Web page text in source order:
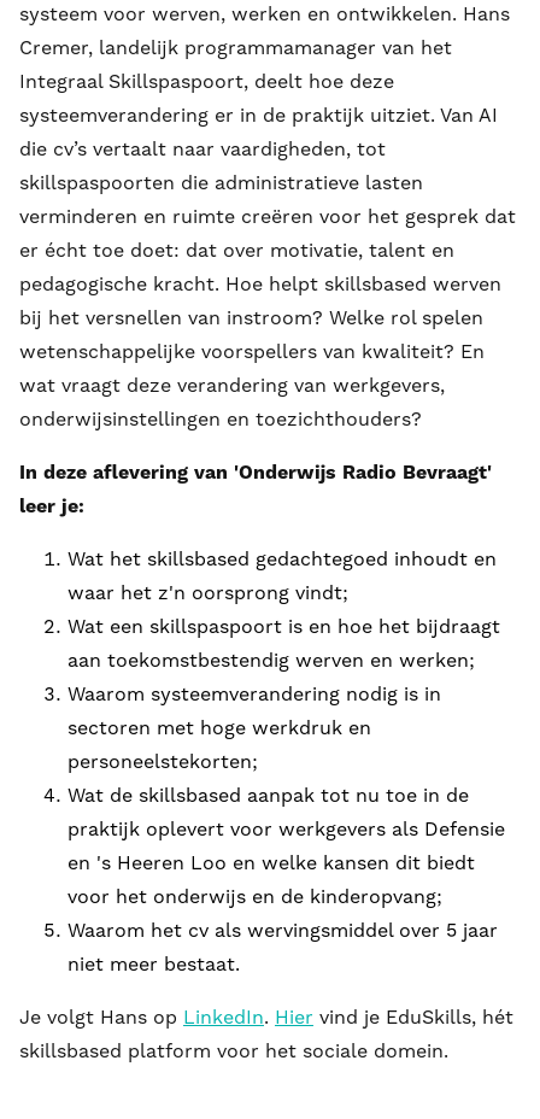
systeem voor werven, werken en ontwikkelen. Hans
Cremer, landelijk programmamanager van het
Integraal Skillspaspoort, deelt hoe deze
systeemverandering er in de praktijk uitziet. Van AI
die cv’s vertaalt naar vaardigheden, tot
skillspaspoorten die administratieve lasten
verminderen en ruimte creëren voor het gesprek dat
er écht toe doet: dat over motivatie, talent en
pedagogische kracht. Hoe helpt skillsbased werven
bij het versnellen van instroom? Welke rol spelen
wetenschappelijke voorspellers van kwaliteit? En
wat vraagt deze verandering van werkgevers,
onderwijsinstellingen en toezichthouders?
In deze aflevering van 'Onderwijs Radio Bevraagt'
leer je:
Wat het skillsbased gedachtegoed inhoudt en
waar het z'n oorsprong vindt;
Wat een skillspaspoort is en hoe het bijdraagt
aan toekomstbestendig werven en werken;
Waarom systeemverandering nodig is in
sectoren met hoge werkdruk en
personeelstekorten;
Wat de skillsbased aanpak tot nu toe in de
praktijk oplevert voor werkgevers als Defensie
en 's Heeren Loo en welke kansen dit biedt
voor het onderwijs en de kinderopvang;
Waarom het cv als wervingsmiddel over 5 jaar
niet meer bestaat.
Je volgt Hans op LinkedIn. Hier vind je EduSkills, hét
skillsbased platform voor het sociale domein.